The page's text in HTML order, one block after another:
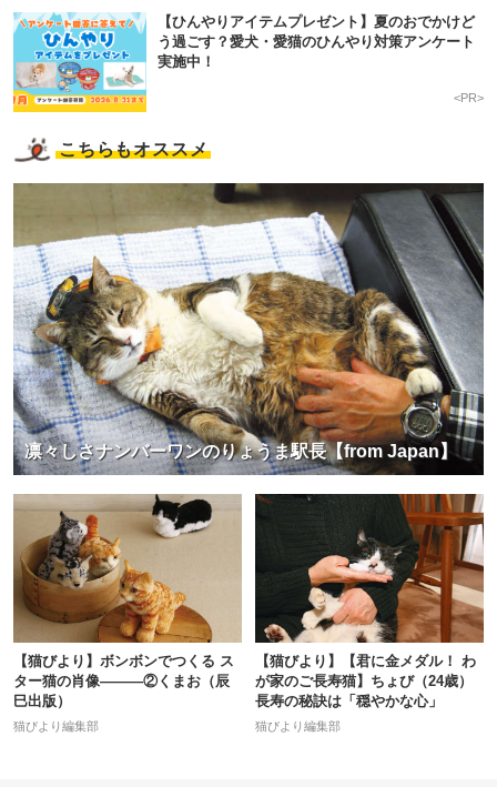
【ひんやりアイテムプレゼント】夏のおでかけど
う過ごす？愛犬・愛猫のひんやり対策アンケート
実施中！
<PR>
こちらもオススメ
凛々しさナンバーワンのりょうま駅長【from Japan】
【猫びより】ボンボンでつくる ス
ター猫の肖像―――②くまお（辰
巳出版）
猫びより編集部
【猫びより】【君に金メダル！ わ
が家のご長寿猫】ちょび（24歳）
長寿の秘訣は「穏やかな心」
猫びより編集部